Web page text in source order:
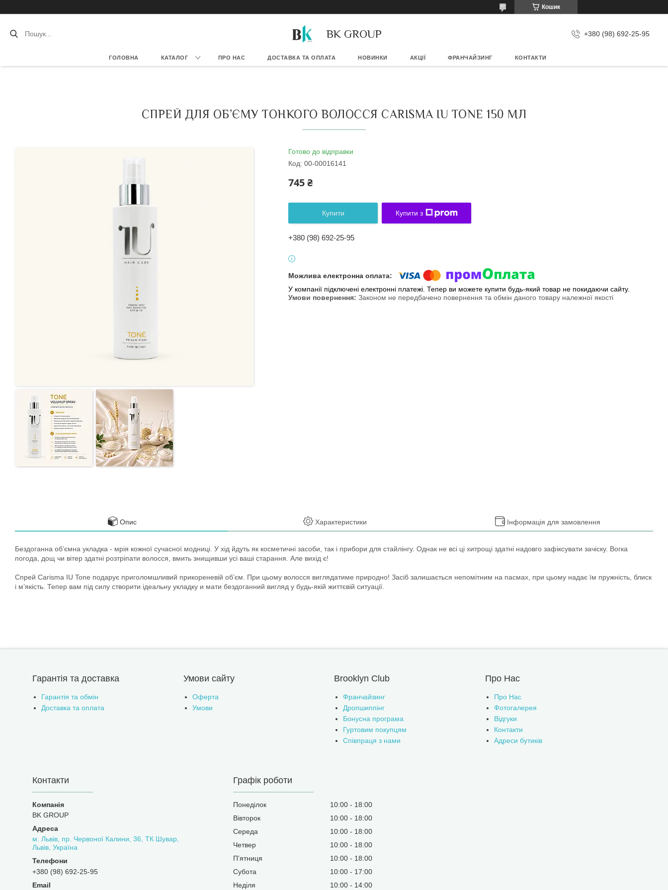
Кошик
BK GROUP +380 (98) 692-25-95
ГОЛОВНА КАТАЛОГ ПРО НАС ДОСТАВКА ТА ОПЛАТА НОВИНКИ АКЦІЇ ФРАНЧАЙЗИНГ КОНТАКТИ
СПРЕЙ ДЛЯ ОБ’ЄМУ ТОНКОГО ВОЛОССЯ CARISMA IU TONE 150 МЛ
Готово до відправки
Код: 00-00016141
745 ₴
Купити Купити з
+380 (98) 692-25-95
У компанії підключені електронні платежі. Тепер ви можете купити будь-який товар не покидаючи сайту.
Законом не передбачено повернення та обмін даного товару належної якості
Опис Характеристики Інформація для замовлення
Бездоганна об’ємна укладка - мрія кожної сучасної модниці. У хід йдуть як косметичні засоби, так і прибори для стайлінгу. Однак не всі ці хитрощі здатні надовго зафіксувати зачіску. Вогка
погода, дощ чи вітер здатні розтріпати волосся, вмить знищивши усі ваші старання. Але вихід є!
Спрей Carisma IU Tone подарує приголомшливий прикореневій об’єм. При цьому волосся виглядатиме природно! Засіб залишається непомітним на пасмах, при цьому надає їм пружність, блиск
і м’якість. Тепер вам під силу створити ідеальну укладку и мати бездоганний вигляд у будь-якій життєвій ситуації.
Гарантія та доставка
Гарантія та обмін
Доставка та оплата
Умови сайту
Оферта
Умови
Brooklyn Club
Франчайзинг
Дропшиппінг
Бонусна програма
Гуртовим покупцям
Співпраця з нами
Про Нас
Про Нас
Фотогалерея
Відгуки
Контакти
Адреси бутиків
Контакти
BK GROUP
м. Львів, пр. Червоної Калини, 36, ТК Шувар,
Львів, Україна
+380 (98) 692-25-95
Графік роботи
Понеділок 10:00
18:00
Вівторок
10:00
18:00
Середа
10:00
18:00
Четвер
10:00
18:00
Пʼятниця
10:00
18:00
Субота
10:00
17:00
Неділя
10:00 14:00